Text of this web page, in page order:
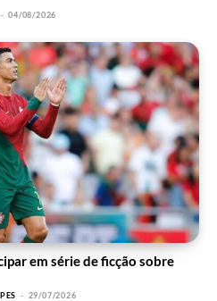
- 04/08/2026
em série de ficção sobre
- 29/07/2026